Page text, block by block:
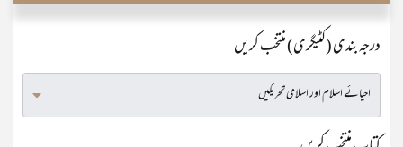
درجہ بندی (کٹیگری) منتخب کریں